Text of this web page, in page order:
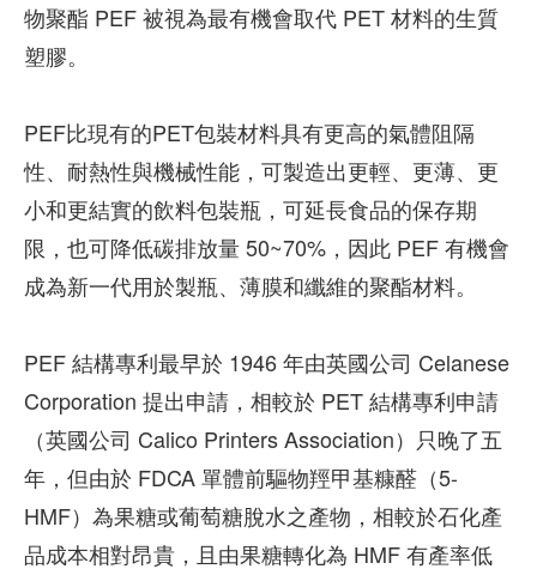
物聚酯 PEF 被視為最有機會取代 PET 材料的生質
塑膠。
PEF比現有的PET包裝材料具有更高的氣體阻隔
性、耐熱性與機械性能，可製造出更輕、更薄、更
小和更結實的飲料包裝瓶，可延長食品的保存期
限，也可降低碳排放量 50~70%，因此 PEF 有機會
成為新一代用於製瓶、薄膜和纖維的聚酯材料。
PEF 結構專利最早於 1946 年由英國公司 Celanese
Corporation 提出申請，相較於 PET 結構專利申請
（英國公司 Calico Printers Association）只晚了五
年，但由於 FDCA 單體前驅物羥甲基糠醛（5-
HMF）為果糖或葡萄糖脫水之產物，相較於石化產
品成本相對昂貴，且由果糖轉化為 HMF 有產率低